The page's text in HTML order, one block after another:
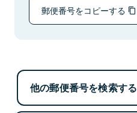
郵便番号をコピーする
他の郵便番号を検索する